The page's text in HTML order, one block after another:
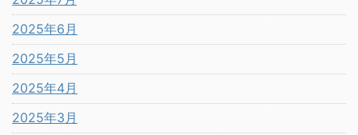
2025年6月
2025年5月
2025年4月
2025年3月